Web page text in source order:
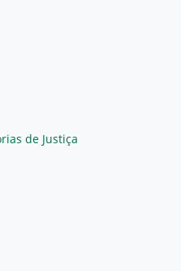
de Justiça